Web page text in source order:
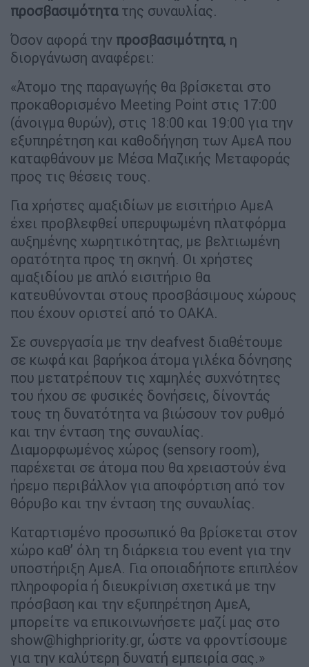
προσβασιμότητατης συναυλίας.
Όσον αφορά την προσβασιμότητα, η
διοργάνωση αναφέρει:
«Άτομο της παραγωγής θα βρίσκεται στο
προκαθορισμένο Meeting Point στις 17:00
(άνοιγμα θυρών), στις 18:00 και 19:00 για την
εξυπηρέτηση και καθοδήγηση των ΑμεΑ που
καταφθάνουν με Μέσα Μαζικής Μεταφοράς
προς τις θέσεις τους.
Για χρήστες αμαξιδίων με εισιτήριο ΑμεΑ
έχει προβλεφθεί υπερυψωμένη πλατφόρμα
αυξημένης χωρητικότητας, με βελτιωμένη
ορατότητα προς τη σκηνή. Οι χρήστες
αμαξιδίου με απλό εισιτήριο θα
κατευθύνονται στους προσβάσιμους χώρους
που έχουν οριστεί από το ΟΑΚΑ.
Σε συνεργασία με την deafvest διαθέτουμε
σε κωφά και βαρήκοα άτομα γιλέκα δόνησης
που μετατρέπουν τις χαμηλές συχνότητες
του ήχου σε φυσικές δονήσεις, δίνοντάς
τους τη δυνατότητα να βιώσουν τον ρυθμό
και την ένταση της συναυλίας.
Διαμορφωμένος χώρος (sensory room),
παρέχεται σε άτομα που θα χρειαστούν ένα
ήρεμο περιβάλλον για αποφόρτιση από τον
θόρυβο και την ένταση της συναυλίας.
Καταρτισμένο προσωπικό θα βρίσκεται στον
χώρο καθ’ όλη τη διάρκεια του event για την
υποστήριξη ΑμεΑ. Για οποιαδήποτε επιπλέον
πληροφορία ή διευκρίνιση σχετικά με την
πρόσβαση και την εξυπηρέτηση ΑμεΑ,
μπορείτε να επικοινωνήσετε μαζί μας στο
show@highpriority.gr, ώστε να φροντίσουμε
για την καλύτερη δυνατή εμπειρία σας.»